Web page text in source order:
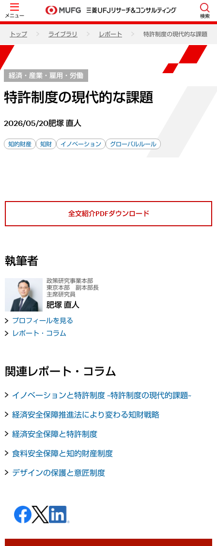
メニュー 検索
トップ ライブラリ レポート 特許制度の現代的な課題
経済・産業・雇用・労働
特許制度の現代的な課題
2026/05/20肥塚 直人
知的財産 知財 イノベーション グローバルルール
全文紹介PDFダウンロード
執筆者
政策研究事業本部
東京本部 副本部長
主席研究員
肥塚 直人
プロフィールを見る
レポート・コラム
関連レポート・コラム
イノベーションと特許制度 ~特許制度の現代的課題~
経済安全保障推進法により変わる知財戦略
経済安全保障と特許制度
食料安全保障と知的財産制度
デザインの保護と意匠制度